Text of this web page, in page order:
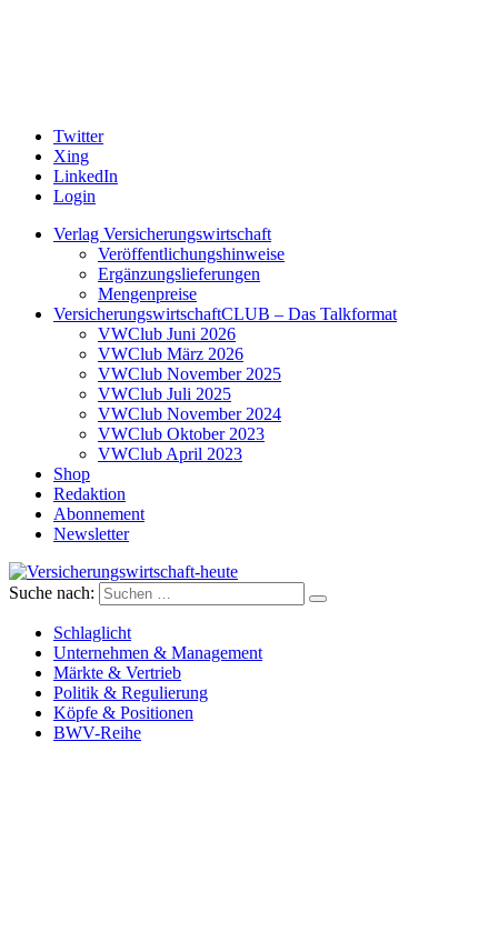
Twitter
Xing
LinkedIn
Login
Verlag Versicherungswirtschaft
Veröffentlichungshinweise
Ergänzungslieferungen
Mengenpreise
VersicherungswirtschaftCLUB – Das Talkformat
VWClub Juni 2026
VWClub März 2026
VWClub November 2025
VWClub Juli 2025
VWClub November 2024
VWClub Oktober 2023
VWClub April 2023
Shop
Redaktion
Abonnement
Newsletter
Versicherungswirtschaft-heute
Suche nach:
Schlaglicht
Unternehmen & Management
Märkte & Vertrieb
Politik & Regulierung
Köpfe & Positionen
BWV-Reihe